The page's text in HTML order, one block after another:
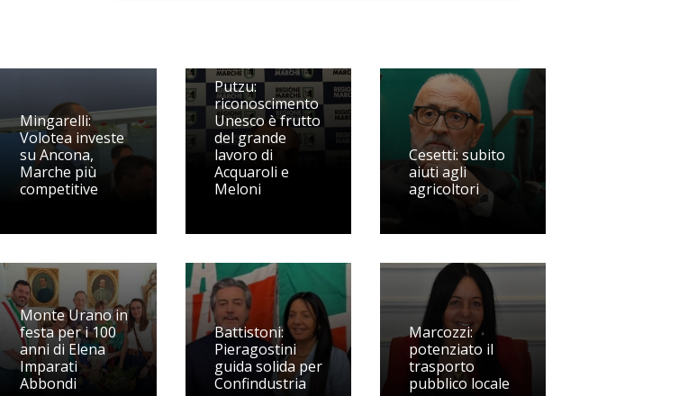
Mingarelli:
Volotea investe
su Ancona,
Marche più
competitive
Putzu:
riconoscimento
Unesco è frutto
del grande
lavoro di
Acquaroli e
Meloni
Cesetti: subito
aiuti agli
agricoltori
Monte Urano in
festa per i 100
anni di Elena
Imparati
Abbondi
Battistoni:
Pieragostini
guida solida per
Confindustria
Marcozzi:
potenziato il
trasporto
pubblico locale